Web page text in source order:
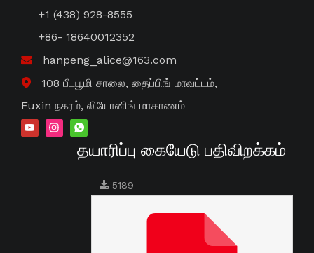
+1 (438) 928-8555
+86- 18640012352
 hanpeng_alice@163.com

108 பீடபூமி சாலை, தைப்பிங் மாவட்டம்,
Fuxin நகரம், லியோனிங் மாகாணம்
தயாரிப்பு கையேடு பதிவிறக்கம்
5189